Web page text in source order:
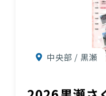
中央部 / 黒瀬